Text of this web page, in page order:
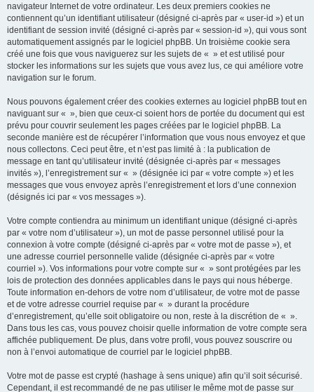
navigateur Internet de votre ordinateur. Les deux premiers cookies ne
contiennent qu’un identifiant utilisateur (désigné ci-après par « user-id ») et un
identifiant de session invité (désigné ci-après par « session-id »), qui vous sont
automatiquement assignés par le logiciel phpBB. Un troisième cookie sera
créé une fois que vous naviguerez sur les sujets de « » et est utilisé pour
stocker les informations sur les sujets que vous avez lus, ce qui améliore votre
navigation sur le forum.
Nous pouvons également créer des cookies externes au logiciel phpBB tout en
naviguant sur « », bien que ceux-ci soient hors de portée du document qui est
prévu pour couvrir seulement les pages créées par le logiciel phpBB. La
seconde manière est de récupérer l’information que vous nous envoyez et que
nous collectons. Ceci peut être, et n’est pas limité à : la publication de
message en tant qu’utilisateur invité (désignée ci-après par « messages
invités »), l’enregistrement sur « » (désignée ici par « votre compte ») et les
messages que vous envoyez après l’enregistrement et lors d’une connexion
(désignés ici par « vos messages »).
Votre compte contiendra au minimum un identifiant unique (désigné ci-après
par « votre nom d’utilisateur »), un mot de passe personnel utilisé pour la
connexion à votre compte (désigné ci-après par « votre mot de passe »), et
une adresse courriel personnelle valide (désignée ci-après par « votre
courriel »). Vos informations pour votre compte sur « » sont protégées par les
lois de protection des données applicables dans le pays qui nous héberge.
Toute information en-dehors de votre nom d’utilisateur, de votre mot de passe
et de votre adresse courriel requise par « » durant la procédure
d’enregistrement, qu’elle soit obligatoire ou non, reste à la discrétion de « ».
Dans tous les cas, vous pouvez choisir quelle information de votre compte sera
affichée publiquement. De plus, dans votre profil, vous pouvez souscrire ou
non à l’envoi automatique de courriel par le logiciel phpBB.
Votre mot de passe est crypté (hashage à sens unique) afin qu’il soit sécurisé.
Cependant, il est recommandé de ne pas utiliser le même mot de passe sur